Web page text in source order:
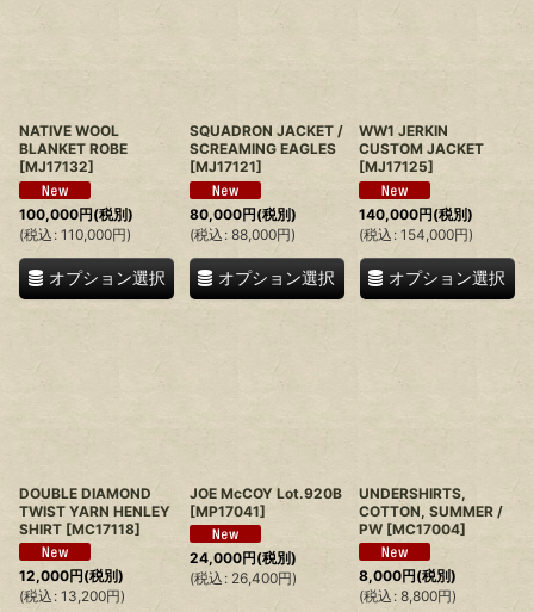
NATIVE WOOL
BLANKET ROBE
[MJ17132]
100,000円(税別)
(税込 : 110,000円)
オプション選択
SQUADRON JACKET /
SCREAMING EAGLES
[MJ17121]
80,000円(税別)
(税込 : 88,000円)
オプション選択
WW1 JERKIN
CUSTOM JACKET
[MJ17125]
140,000円(税別)
(税込 : 154,000円)
オプション選択
DOUBLE DIAMOND
TWIST YARN HENLEY
SHIRT [MC17118]
12,000円(税別)
(税込 : 13,200円)
JOE McCOY Lot.920B
[MP17041]
24,000円(税別)
(税込 : 26,400円)
UNDERSHIRTS,
COTTON, SUMMER /
PW [MC17004]
8,000円(税別)
(税込 : 8,800円)